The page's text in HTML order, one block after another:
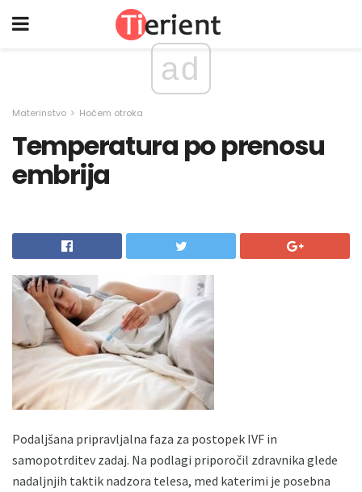
ad
Materinstvo Hočem otroka
Temperatura po prenosu
embrija
Podaljšana pripravljalna faza za postopek IVF in
samopotrditev zadaj. Na podlagi priporočil zdravnika glede
nadaljnjih taktik nadzora telesa, med katerimi je posebna